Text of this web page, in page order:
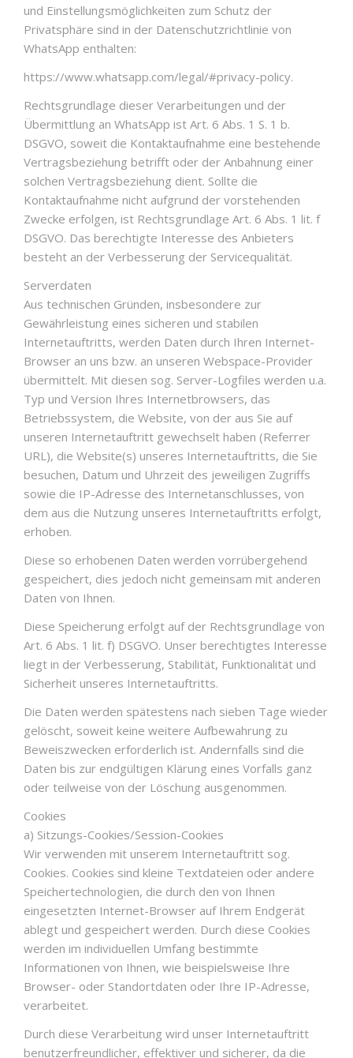
und Einstellungsmöglichkeiten zum Schutz der
Privatsphäre sind in der Datenschutzrichtlinie von
WhatsApp enthalten:
https://www.whatsapp.com/legal/#privacy-policy.
Rechtsgrundlage dieser Verarbeitungen und der
Übermittlung an WhatsApp ist Art. 6 Abs. 1 S. 1 b.
DSGVO, soweit die Kontaktaufnahme eine bestehende
Vertragsbeziehung betrifft oder der Anbahnung einer
solchen Vertragsbeziehung dient. Sollte die
Kontaktaufnahme nicht aufgrund der vorstehenden
Zwecke erfolgen, ist Rechtsgrundlage Art. 6 Abs. 1 lit. f
DSGVO. Das berechtigte Interesse des Anbieters
besteht an der Verbesserung der Servicequalität.
Serverdaten
Aus technischen Gründen, insbesondere zur
Gewährleistung eines sicheren und stabilen
Internetauftritts, werden Daten durch Ihren Internet-
Browser an uns bzw. an unseren Webspace-Provider
übermittelt. Mit diesen sog. Server-Logfiles werden u.a.
Typ und Version Ihres Internetbrowsers, das
Betriebssystem, die Website, von der aus Sie auf
unseren Internetauftritt gewechselt haben (Referrer
URL), die Website(s) unseres Internetauftritts, die Sie
besuchen, Datum und Uhrzeit des jeweiligen Zugriffs
sowie die IP-Adresse des Internetanschlusses, von
dem aus die Nutzung unseres Internetauftritts erfolgt,
erhoben.
Diese so erhobenen Daten werden vorrübergehend
gespeichert, dies jedoch nicht gemeinsam mit anderen
Daten von Ihnen.
Diese Speicherung erfolgt auf der Rechtsgrundlage von
Art. 6 Abs. 1 lit. f) DSGVO. Unser berechtigtes Interesse
liegt in der Verbesserung, Stabilität, Funktionalität und
Sicherheit unseres Internetauftritts.
Die Daten werden spätestens nach sieben Tage wieder
gelöscht, soweit keine weitere Aufbewahrung zu
Beweiszwecken erforderlich ist. Andernfalls sind die
Daten bis zur endgültigen Klärung eines Vorfalls ganz
oder teilweise von der Löschung ausgenommen.
Cookies
a) Sitzungs-Cookies/Session-Cookies
Wir verwenden mit unserem Internetauftritt sog.
Cookies. Cookies sind kleine Textdateien oder andere
Speichertechnologien, die durch den von Ihnen
eingesetzten Internet-Browser auf Ihrem Endgerät
ablegt und gespeichert werden. Durch diese Cookies
werden im individuellen Umfang bestimmte
Informationen von Ihnen, wie beispielsweise Ihre
Browser- oder Standortdaten oder Ihre IP-Adresse,
verarbeitet.
Durch diese Verarbeitung wird unser Internetauftritt
benutzerfreundlicher, effektiver und sicherer, da die